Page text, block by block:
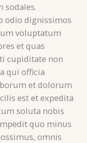
sodales.
odio dignissimos
voluptatum
et quas
cupiditate non
qui officia
et dolorum
est et expedita
soluta nobis
quo minus
omnis